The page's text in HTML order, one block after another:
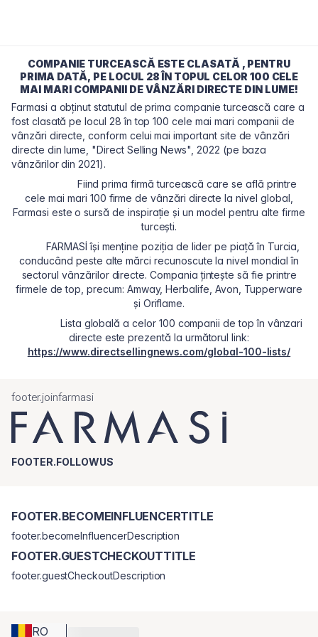
COMPANIE TURCEASCĂ ESTE CLASATĂ , PENTRU
PRIMA DATĂ, PE LOCUL 28 ÎN TOPUL CELOR 100 CELE
MAI MARI COMPANII DE VÂNZĂRI DIRECTE DIN LUME!
Farmasi a obținut statutul de prima companie turcească care a
fost clasată pe locul 28 în top 100 cele mai mari companii de
vânzări directe, conform celui mai important site de vânzări
directe din lume, "Direct Selling News", 2022 (pe baza
vânzărilor din 2021).
Fiind prima firmă turcească care se află printre
cele mai mari 100 firme de vânzări directe la nivel global,
Farmasi este o sursă de inspirație și un model pentru alte firme
turcești.
FARMASİ își menține poziția de lider pe piață în Turcia,
conducând peste alte mărci recunoscute la nivel mondial în
sectorul vânzărilor directe. Compania țintește să fie printre
firmele de top, precum: Amway, Herbalife, Avon, Tupperware
și Oriflame.
Lista globală a celor 100 companii de top în vânzari
directe este prezentă la următorul link:
https://www.directsellingnews.com/global-100-lists/
footer.joinfarmasi
FOOTER.FOLLOWUS
RO
FOOTER.BECOMEINFLUENCERTITLE
footer.becomeInfluencerDescription
FOOTER.GUESTCHECKOUTTITLE
footer.guestCheckoutDescription